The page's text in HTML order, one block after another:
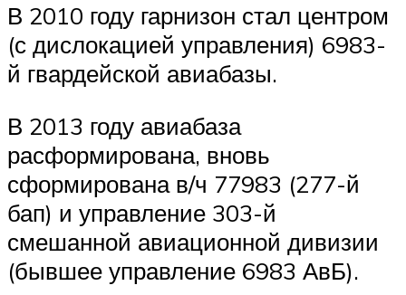
В 2010 году гарнизон стал центром
(с дислокацией управления) 6983-
й гвардейской авиабазы.
В 2013 году авиабаза
расформирована, вновь
сформирована в/ч 77983 (277-й
бап) и управление 303-й
смешанной авиационной дивизии
(бывшее управление 6983 АвБ).